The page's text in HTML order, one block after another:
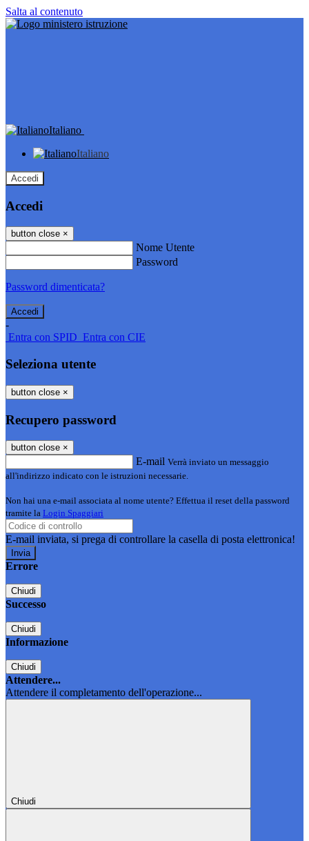
Salta al contenuto
Italiano
Italiano
Accedi
Accedi
button close ×
Nome Utente
Password
Password dimenticata?
-
Entra con SPID Entra con CIE
Seleziona utente
button close ×
Recupero password
button close ×
E-mail Verrà inviato un messaggio
all'indirizzo indicato con le istruzioni necessarie.
Non hai una e-mail associata al nome utente? Effettua il reset della password
tramite la Login Spaggiari
E-mail inviata, si prega di controllare la casella di posta elettronica!
Errore
Chiudi
Successo
Chiudi
Informazione
Chiudi
Attendere...
Attendere il completamento dell'operazione...
Chiudi